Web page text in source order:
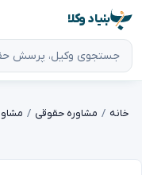
بنیاد وکلا
خانه مشاوره حقوقی